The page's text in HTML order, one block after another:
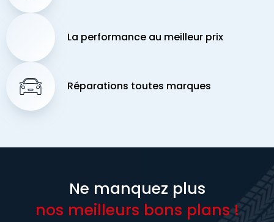
La performance au meilleur prix
Réparations toutes marques
Ne manquez plus
nos meilleurs bons plans !